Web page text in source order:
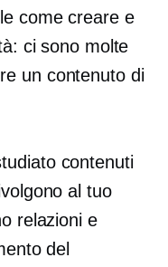
come creare e
ci sono molte
un contenuto di
contenuti
al tuo
relazioni e
del